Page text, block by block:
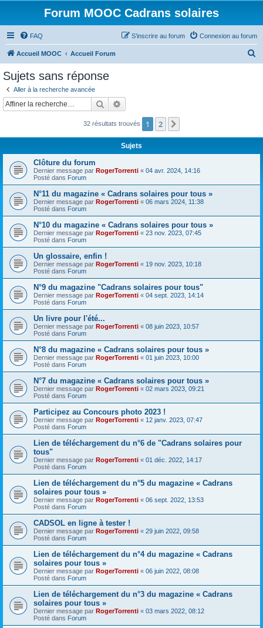
Forum MOOC Cadrans solaires
FAQ Connexion au forum
S’inscrire au forum
Accueil MOOC Accueil Forum
c
Sujets sans réponse
Aller à la recherche avancée
Rechercher
32 résultats trouvés 1 2
Sujets
Clôture du forum
Dernier message par RogerTorrenti « 04 avr. 2024, 14:16
Posté dans Forum
N°11 du magazine « Cadrans solaires pour tous »
Dernier message par RogerTorrenti « 06 mars 2024, 11:38
Posté dans Forum
N°10 du magazine « Cadrans solaires pour tous »
Dernier message par RogerTorrenti « 23 nov. 2023, 07:45
Posté dans Forum
Un glossaire, enfin !
Dernier message par RogerTorrenti « 19 nov. 2023, 10:18
Posté dans Forum
N°9 du magazine "Cadrans solaires pour tous"
Dernier message par RogerTorrenti « 04 sept. 2023, 14:14
Posté dans Forum
Un livre pour l'été...
Dernier message par RogerTorrenti « 08 juin 2023, 10:57
Posté dans Forum
N°8 du magazine « Cadrans solaires pour tous »
Dernier message par RogerTorrenti « 01 juin 2023, 10:00
Posté dans Forum
N°7 du magazine « Cadrans solaires pour tous »
Dernier message par RogerTorrenti « 02 mars 2023, 09:21
Posté dans Forum
Participez au Concours photo 2023 !
Dernier message par RogerTorrenti « 12 janv. 2023, 07:47
Posté dans Forum
Lien de téléchargement du n°6 de "Cadrans solaires pour
tous"
Dernier message par RogerTorrenti « 01 déc. 2022, 14:17
Posté dans Forum
Lien de téléchargement du n°5 du magazine « Cadrans
solaires pour tous »
Dernier message par RogerTorrenti « 06 sept. 2022, 13:53
Posté dans Forum
CADSOL en ligne à tester !
Dernier message par RogerTorrenti « 29 juin 2022, 09:58
Posté dans Forum
Lien de téléchargement du n°4 du magazine « Cadrans
solaires pour tous »
Dernier message par RogerTorrenti « 06 juin 2022, 08:08
Posté dans Forum
Lien de téléchargement du n°3 du magazine « Cadrans
solaires pour tous »
Dernier message par RogerTorrenti « 03 mars 2022, 08:12
Posté dans Forum